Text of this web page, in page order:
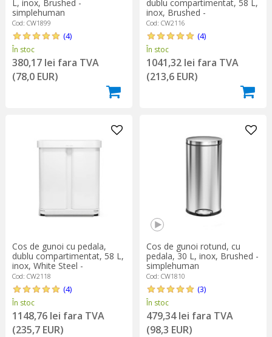
L, inox, Brushed -
simplehuman
Cod: CW1899
(4)
În stoc
380,17 lei fara TVA
(78,0 EUR)
dublu compartimentat, 58 L,
inox, Brushed -
simplehuman
Cod: CW2116
(4)
În stoc
1041,32 lei fara TVA
(213,6 EUR)
Cos de gunoi cu pedala,
dublu compartimentat, 58 L,
inox, White Steel -
simplehuman
Cod: CW2118
(4)
În stoc
1148,76 lei fara TVA
(235,7 EUR)
Cos de gunoi rotund, cu
pedala, 30 L, inox, Brushed -
simplehuman
Cod: CW1810
(3)
În stoc
479,34 lei fara TVA
(98,3 EUR)